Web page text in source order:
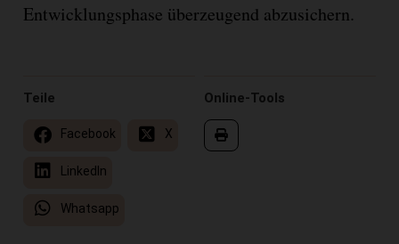
Entwicklungsphase überzeugend abzusichern.
Online-Tools
Teile
Facebook X
LinkedIn
Whatsapp